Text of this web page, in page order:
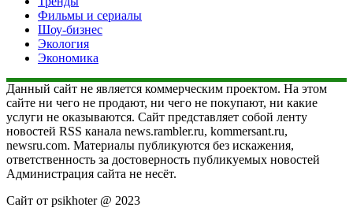
Фильмы и сериалы
Шоу-бизнес
Экология
Экономика
Данный сайт не является коммерческим проектом. На этом
сайте ни чего не продают, ни чего не покупают, ни какие
услуги не оказываются. Сайт представляет собой ленту
новостей RSS канала news.rambler.ru, kommersant.ru,
newsru.com. Материалы публикуются без искажения,
ответственность за достоверность публикуемых новостей
Администрация сайта не несёт.
Сайт от psikhoter @ 2023